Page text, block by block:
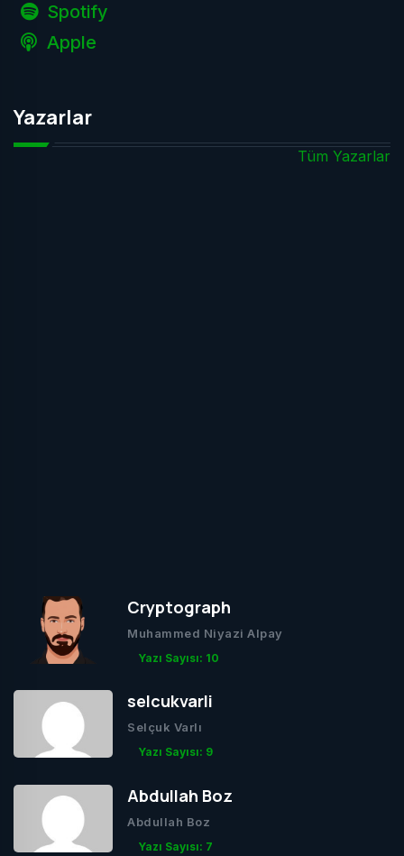
Spotify
Apple
Yazarlar
Tüm Yazarlar
Cryptograph
Muhammed Niyazi Alpay
Yazı Sayısı: 10
selcukvarli
Selçuk Varlı
Yazı Sayısı: 9
Abdullah Boz
Abdullah Boz
Yazı Sayısı: 7